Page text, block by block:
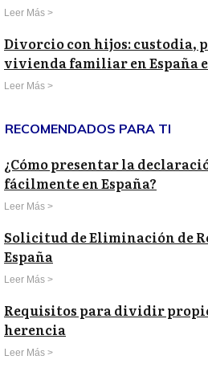
Leer Más >
Divorcio con hijos: custodia,
vivienda familiar en España
Leer Más >
RECOMENDADOS PARA TI
¿Cómo presentar la
fácilmente en España?
Leer Más >
Solicitud de Eliminación de
España
Leer Más >
Requisitos para dividir
herencia
Leer Más >